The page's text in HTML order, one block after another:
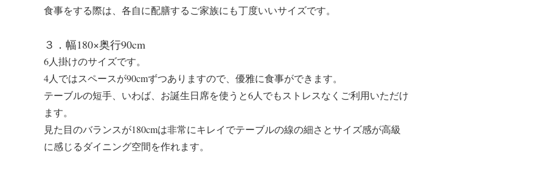
食事をする際は、各自に配膳するご家族にも丁度いいサイズです。
３．幅180×奥行90cm
6人掛けのサイズです。
4人ではスペースが90cmずつありますので、優雅に食事ができます。
テーブルの短手、いわば、お誕生日席を使うと6人でもストレスなくご利用いただけ
ます。
見た目のバランスが180cmは非常にキレイでテーブルの線の細さとサイズ感が高級
に感じるダイニング空間を作れます。